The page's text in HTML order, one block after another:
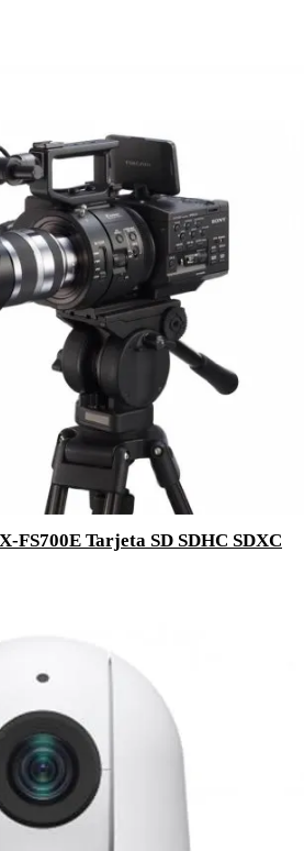
FS700E Tarjeta SD SDHC SDXC